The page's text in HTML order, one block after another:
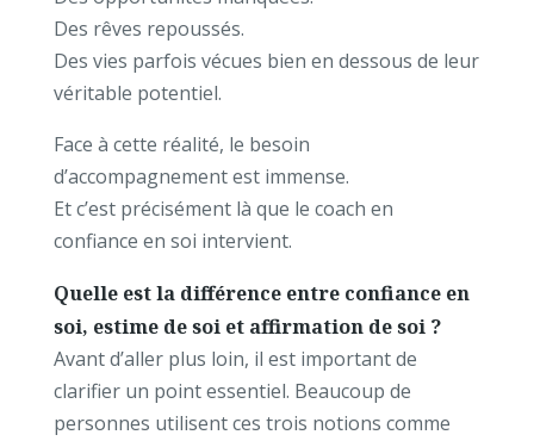
Des rêves repoussés.
Des vies parfois vécues bien en dessous de leur
véritable potentiel.
Face à cette réalité, le besoin
d’accompagnement est immense.
Et c’est précisément là que le coach en
confiance en soi intervient.
Quelle est la différence entre confiance en
soi, estime de soi et affirmation de soi ?
Avant d’aller plus loin, il est important de
clarifier un point essentiel. Beaucoup de
personnes utilisent ces trois notions comme